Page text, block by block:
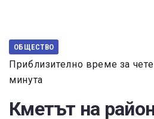
ОБЩЕСТВО
Приблизително време за
минута
Кметът на